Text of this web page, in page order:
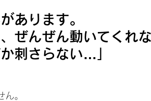
あります。
、ぜんぜん動いてくれ
刺さらない…」
ん。